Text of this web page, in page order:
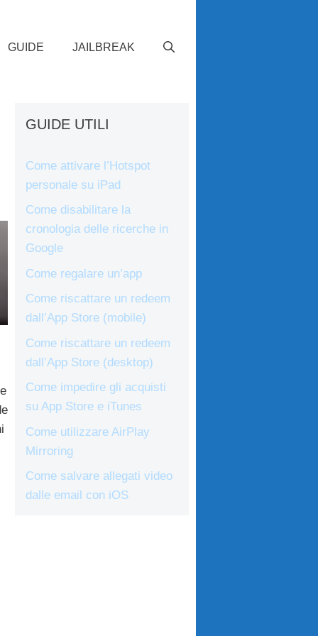
GUIDE JAILBREAK
GUIDE UTILI
Come attivare l’Hotspot
personale su iPad
Come disabilitare la
cronologia delle ricerche in
Google
Come regalare un’app
Come riscattare un redeem
dall’App Store (mobile)
Come riscattare un redeem
dall’App Store (desktop)
Come impedire gli acquisti
su App Store e iTunes
Come utilizzare AirPlay
Mirroring
Come salvare allegati video
dalle email con iOS